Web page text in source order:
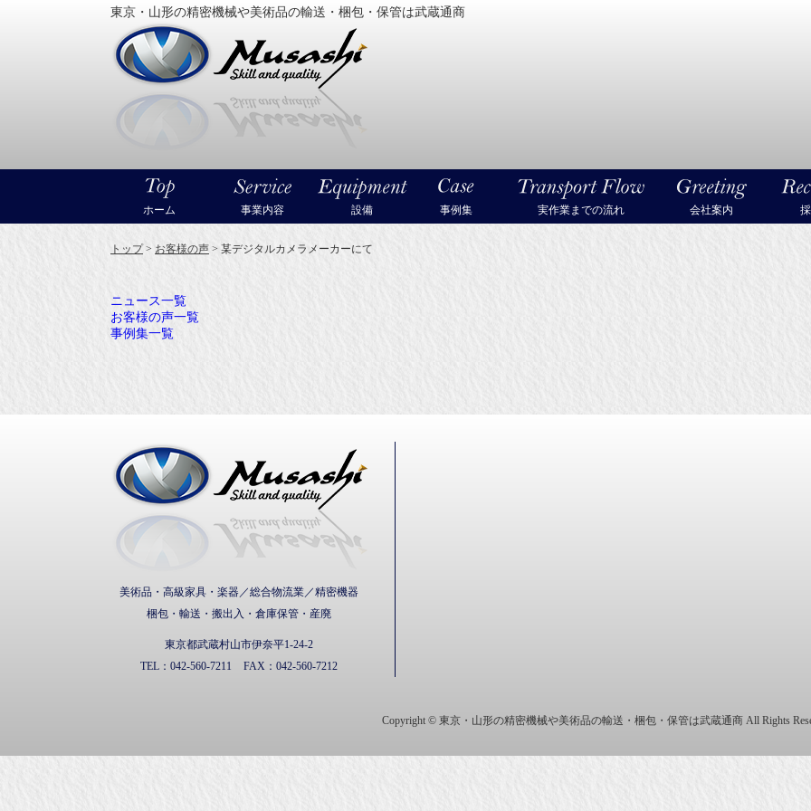
東京・山形の精密機械や美術品の輸送・梱包・保管は武蔵通商
ホーム 事業内容 設備 事例集 実作業までの流れ 会社案内
トップ> お客様の声 > 某デジタルカメラメーカーにて
ニュース一覧
お客様の声一覧
事例集一覧
美術品・高級家具・楽器／総合物流業／精密機器
梱包・輸送・搬出入・倉庫保管・産廃
東京都武蔵村山市伊奈平1-24-2
TEL： 042-560-7211 FAX： 042-560-7212
Copyright © 東京・山形の精密機械や美術品の輸送・梱包・保管は武蔵通商 All Rights